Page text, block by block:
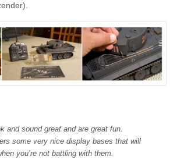
and sound great and are great fun.
some very nice display bases that will
you’re not battling with them.